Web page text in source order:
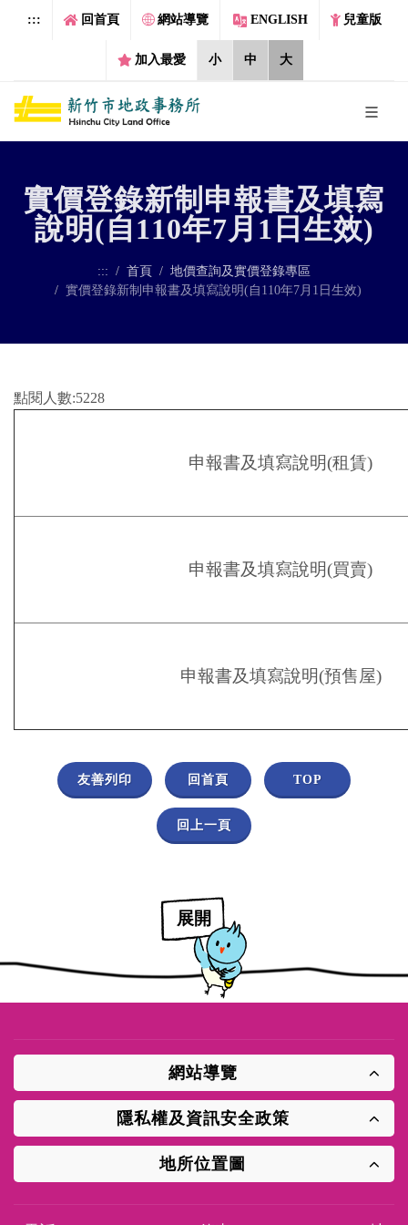
跳到主要內容區塊
::: 回首頁 網站導覽 ENGLISH 兒童版
加入最愛 小 中 大
實價登錄新制申報書及填寫
說明(自110年7月1日生效)
::: 首頁
地價查詢及實價登錄專區
實價登錄新制申報書及填寫說明(自110年7月1日生效)
點閱人數:5228
申報書及填寫說明(租賃)
申報書及填寫說明(買賣)
申報書及填寫說明(預售屋)
友善列印 回首頁 TOP
回上一頁
展開
網站導覽
隱私權及資訊安全政策
地所位置圖